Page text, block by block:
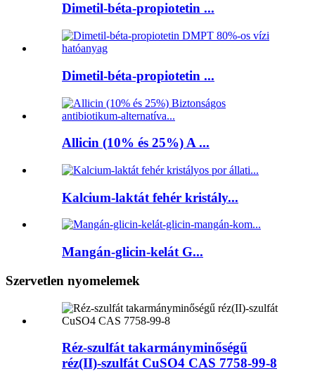
Dimetil-béta-propiotetin ...
Dimetil-béta-propiotetin ...
Allicin (10% és 25%) A ...
Kalcium-laktát fehér kristály...
Mangán-glicin-kelát G...
Szervetlen nyomelemek
Réz-szulfát takarmányminőségű
réz(II)-szulfát CuSO4 CAS 7758-99-8